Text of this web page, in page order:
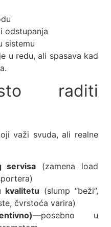
odstupanja
sistemu
u redu, ali spasava kad
raditi
važi svuda, ali realne
servisa (zamena load
kvalitetu (slump “beži”,
čvrstoća varira)
—posebno u